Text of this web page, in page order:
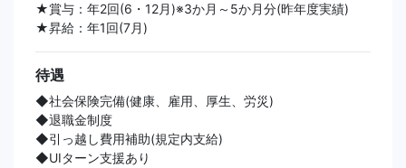
★賞与：年2回(6・12月)※3か月～5か月分(昨年度実績)
★昇給：年1回(7月)
待遇
◆社会保険完備(健康、雇用、厚生、労災)
◆退職金制度
◆引っ越し費用補助(規定内支給)
◆UIターン支援あり